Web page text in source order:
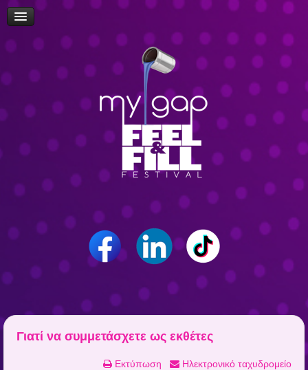
Πρόσβαση
Δήλωση Συμμετοχής Επισκεπτών
Επίσκεψη Σχολείων/Σχολών
Δρώμενα
Career Path Youth
Γιατί να συμμετάσχετε ως εκθέτες
Εκτύπωση Ηλεκτρονικό ταχυδρομείο